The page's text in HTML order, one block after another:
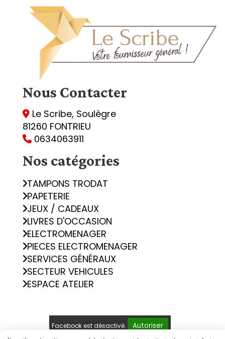
Nous Contacter
 Le Scribe, Soulègre
81260 FONTRIEU
 0634063911
Nos catégories
TAMPONS TRODAT
PAPETERIE
JEUX / CADEAUX
LIVRES D'OCCASION
ELECTROMENAGER
PIECES ELECTROMENAGER
SERVICES GÉNÉRAUX
SECTEUR VEHICULES
ESPACE ATELIER
Facebook est désactivé. Autoriser